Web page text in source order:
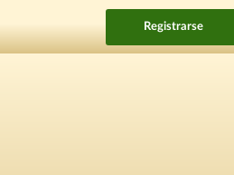
Registrarse